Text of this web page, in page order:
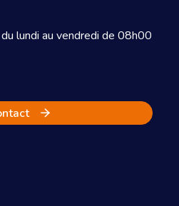
lundi au vendredi de 08h00